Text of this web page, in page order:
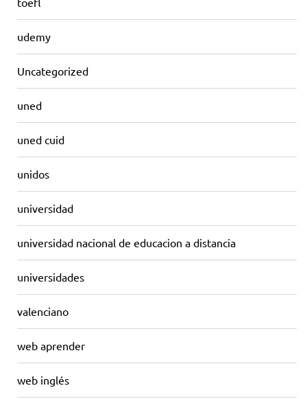
udemy
Uncategorized
uned
uned cuid
unidos
universidad
universidad nacional de educacion a distancia
universidades
valenciano
web aprender
web inglés